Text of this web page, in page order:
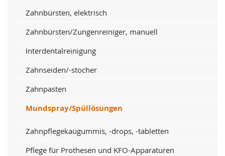
Zahnbürsten, elektrisch
Zahnbürsten/Zungenreiniger, manuell
Interdentalreinigung
Zahnseiden/-stocher
Zahnpasten
Mundspray/Spüllösungen
Zahnpflegekaugummis, -drops, -tabletten
Pflege für Prothesen und KFO-Apparaturen